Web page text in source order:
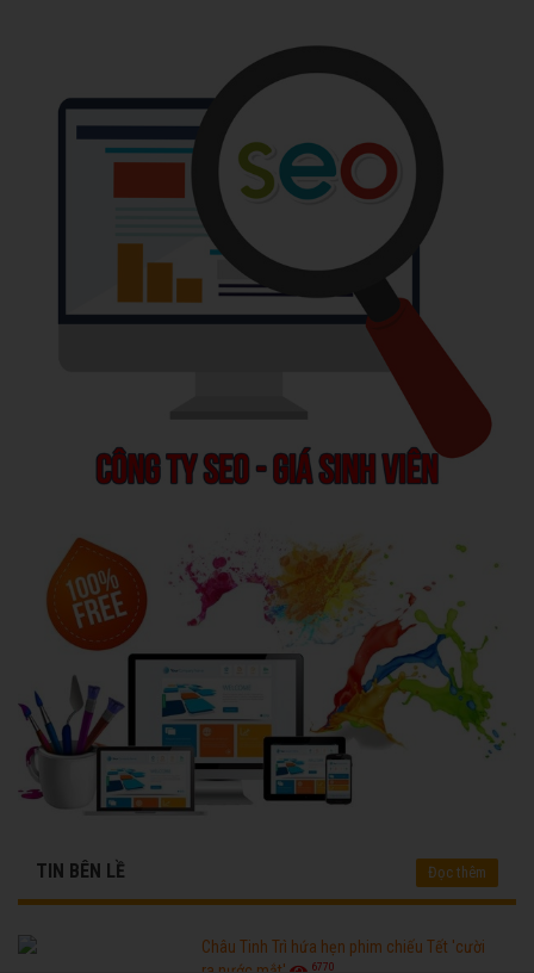
TIN BÊN LỀ Đọc thêm
Châu Tinh Trì hứa hẹn phim chiếu Tết 'cười
6770